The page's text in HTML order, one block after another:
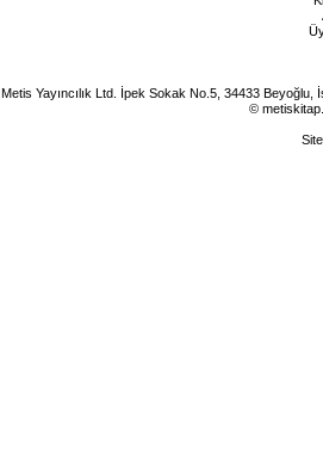
Metis Yayıncılık Ltd. İpek Sokak No.5, 34433
©